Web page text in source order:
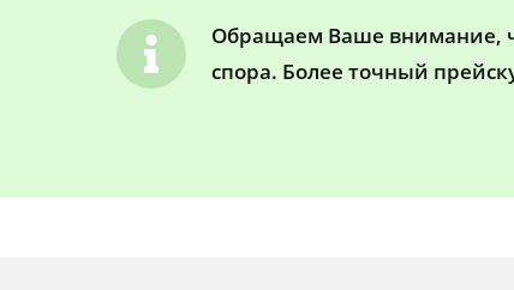
Обращаем Ваше внимание,
спора. Более точный